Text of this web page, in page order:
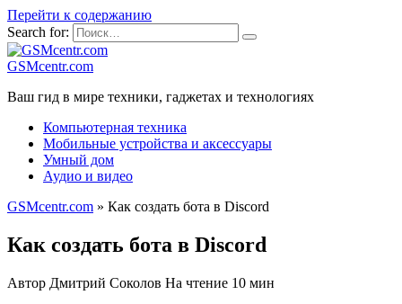
Перейти к содержанию
Search for:
GSMcentr.com
Ваш гид в мире техники, гаджетах и технологиях
Компьютерная техника
Мобильные устройства и аксессуары
Умный дом
Аудио и видео
GSMcentr.com » Как создать бота в Discord
Как создать бота в Discord
Автор Дмитрий Соколов На чтение 10 мин